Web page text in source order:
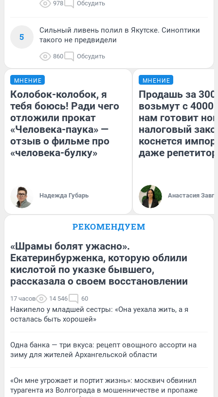
978 Обсудить
5
Сильный ливень полил в Якутске. Синоптики
такого не предвидели
860 Обсудить
МНЕНИЕ
Колобок-колобок, я
тебя боюсь! Ради чего
отложили прокат
«Человека-паука» —
отзыв о фильме про
«человека-булку»
Надежда Губарь
МНЕНИЕ
Продашь за
возьмут с
нам готовит
налоговый
коснется
даже
Анастасия
РЕКОМЕНДУЕМ
«Шрамы болят ужасно».
Екатеринбурженка, которую облили
кислотой по указке бывшего,
рассказала о своем восстановлении
17 часов 14 546 60
Накипело у младшей сестры: «Она уехала жить, а я
осталась быть хорошей»
Одна банка — три вкуса: рецепт овощного ассорти на
зиму для жителей Архангельской области
«Он мне угрожает и портит жизнь»: москвич обвинил
турагента из Волгограда в мошенничестве и пропаже